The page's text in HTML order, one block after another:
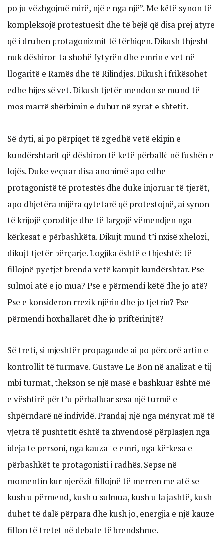
po ju vëzhgojmë mirë, një e nga një”. Me këtë synon të
kompleksojë protestuesit dhe të bëjë që disa prej atyre
që i druhen protagonizmit të tërhiqen. Dikush thjesht
nuk dëshiron ta shohë fytyrën dhe emrin e vet në
llogaritë e Ramës dhe të Rilindjes. Dikush i frikësohet
edhe hijes së vet. Dikush tjetër mendon se mund të
mos marrë shërbimin e duhur në zyrat e shtetit.
Së dyti, ai po përpiqet të zgjedhë vetë ekipin e
kundërshtarit që dëshiron të ketë përballë në fushën e
lojës. Duke veçuar disa anonimë apo edhe
protagonistë të protestës dhe duke injoruar të tjerët,
apo dhjetëra mijëra qytetarë që protestojnë, ai synon
të krijojë çoroditje dhe të largojë vëmendjen nga
kërkesat e përbashkëta. Dikujt mund t’i nxisë xhelozi,
dikujt tjetër përçarje. Logjika është e thjeshtë: të
fillojnë pyetjet brenda vetë kampit kundërshtar. Pse
sulmoi atë e jo mua? Pse e përmendi këtë dhe jo atë?
Pse e konsideron rrezik njërin dhe jo tjetrin? Pse
përmendi hoxhallarët dhe jo priftërinjtë?
Së treti, si mjeshtër propagande ai po përdorë artin e
kontrollit të turmave. Gustave Le Bon në analizat e tij
mbi turmat, thekson se një masë e bashkuar është më
e vështirë për t’u përballuar sesa një turmë e
shpërndarë në individë. Prandaj një nga mënyrat më të
vjetra të pushtetit është ta zhvendosë përplasjen nga
ideja te personi, nga kauza te emri, nga kërkesa e
përbashkët te protagonisti i radhës. Sepse në
momentin kur njerëzit fillojnë të merren me atë se
kush u përmend, kush u sulmua, kush u la jashtë, kush
duhet të dalë përpara dhe kush jo, energjia e një kauze
fillon të tretet në debate të brendshme.